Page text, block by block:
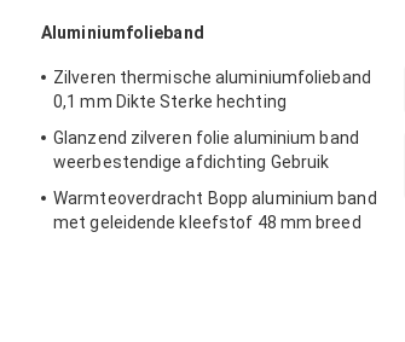
Aluminiumfolieband
Zilveren thermische aluminiumfolieband
0,1 mm Dikte Sterke hechting
Glanzend zilveren folie aluminium band
weerbestendige afdichting Gebruik
Warmteoverdracht Bopp aluminium band
met geleidende kleefstof 48 mm breed